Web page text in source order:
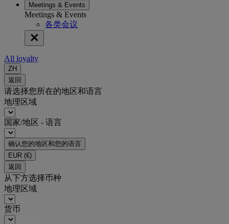
Meetings & Events
Meetings & Events
各类会议
All loyalty
ZH
返回
请选择您所在的地区和语言
地理区域
国家/地区 - 语言
确认您的地区和您的语言
EUR (€)
返回
从下方选择币种
地理区域
货币